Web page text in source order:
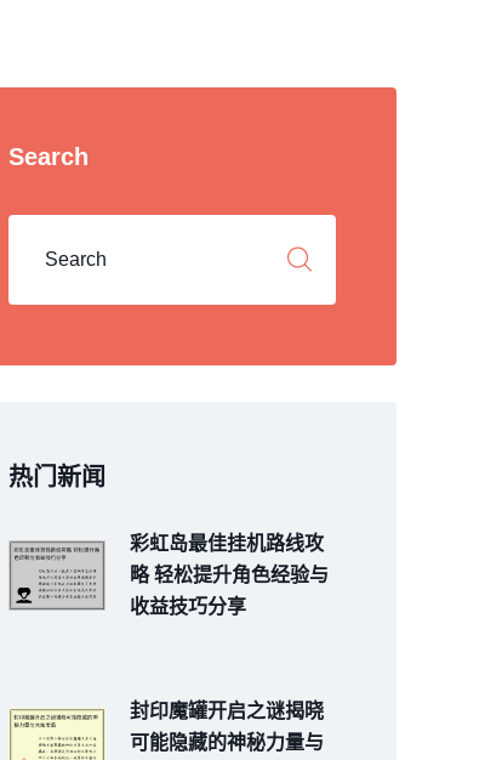
Search
热门新闻
彩虹岛最佳挂机路线攻
略 轻松提升角色经验与
收益技巧分享
封印魔罐开启之谜揭晓
可能隐藏的神秘力量与